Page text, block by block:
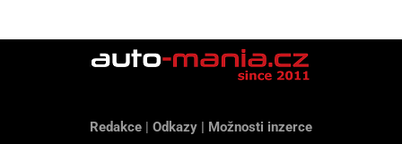
Redakce | Odkazy | Možnosti inzerce